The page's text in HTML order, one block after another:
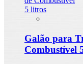
Galão para
Combustível